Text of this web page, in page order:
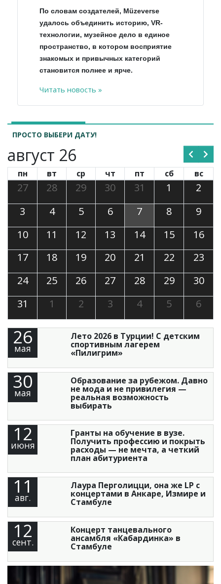
По словам создателей, Müzeverse
удалось объединить историю, VR-
технологии, музейное дело в единое
пространство, в котором восприятие
знакомых и привычных категорий
становится полнее и ярче.
Читать новость »
ПРОСТО ВЫБЕРИ ДАТУ!
август 26
пн вт ср чт пт сб вс
27 28 29 30 31 1
2
3
4 5 6 7 8
9
10
11 12 13 14 15
16
17
18 19 20 21 22
23
24
25 26 27 28 29
30
31
1 2 3 4 5 6
26
мая
Лето 2026 в Турции! С детским
спортивным лагерем
«Пилигрим»
30
мая
Образование за рубежом. Давно
не мода и не привилегия —
реальная возможность
выбирать
12
июня
Гранты на обучение в вузе.
Получить профессию и покрыть
расходы — не мечта, а четкий
план абитуриента
11
авг.
Лаура Перголицци, она же LP с
концертами в Анкаре, Измире и
Стамбуле
12
сент.
Концерт танцевального
ансамбля «Кабардинка» в
Стамбуле